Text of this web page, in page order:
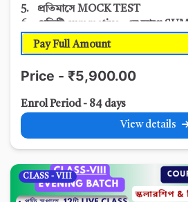
5. প্রতিমাসে MOCK TEST
6. প্রতিটি summative -এর আগে
7. Sample Question & Suggestions
8. প্রতিSUMMATIVE এProgress
অভিভাবকদের সাথে আলোচনা
Price - ₹5,900.00
Enrol Period - 84 days
View details
CLASS - VIII